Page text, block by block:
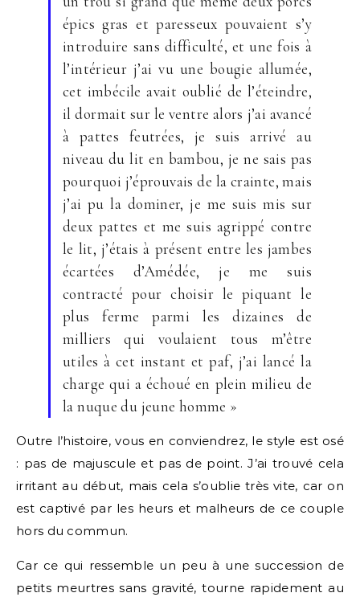
épics gras et paresseux pouvaient s’y
introduire sans difficulté, et une fois à
l’intérieur j’ai vu une bougie allumée,
cet imbécile avait oublié de l’éteindre,
il dormait sur le ventre alors j’ai avancé
à pattes feutrées, je suis arrivé au
niveau du lit en bambou, je ne sais pas
pourquoi j’éprouvais de la crainte, mais
j’ai pu la dominer, je me suis mis sur
deux pattes et me suis agrippé contre
le lit, j’étais à présent entre les jambes
écartées d’Amédée, je me suis
contracté pour choisir le piquant le
plus ferme parmi les dizaines de
milliers qui voulaient tous m’être
utiles à cet instant et paf, j’ai lancé la
charge qui a échoué en plein milieu de
la nuque du jeune homme »
Outre l’histoire, vous en conviendrez, le style est osé
: pas de majuscule et pas de point. J’ai trouvé cela
irritant au début, mais cela s’oublie très vite, car on
est captivé par les heurs et malheurs de ce couple
hors du commun.
Car ce qui ressemble un peu à une succession de
petits meurtres sans gravité, tourne rapidement au